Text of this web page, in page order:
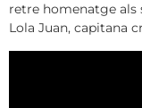
retre homenatge als
Lola Juan, capitana